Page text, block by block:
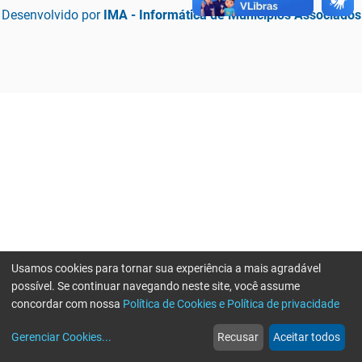
Desenvolvido por IMA - Informática de Municípios Associados
web
Notícias
more_horiz
Mais
Usamos cookies para tornar sua experiência a mais agradável
possível. Se continuar navegando neste site, você assume
concordar com nossa Política de Cookies e Política de privacidade
Gerenciar Cookies... Recusar Aceitar todos
Erro ao enviar informações, por favor tente novamente